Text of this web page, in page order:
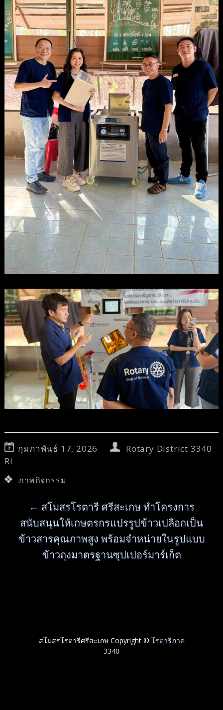
กุมภาพันธ์ 17, 2026
Rotary District 3340
RI
ภาพกิจกรรม
← สโมสรโรตารี ศรีสะเกษ ทำโครงการ
สนับสนุนให้เกษตรกรแปรรูปข้าวเปลือกเป็น
ข้าวสารคุณภาพสูง พร้อมจำหน่ายในรูปแบบ
ข้าวถุงมาตรฐานซุปเปอร์มาร์เก็ต
สโมสรโรตารีศรีสะเกษ Copyright © โรตารีภาค
3340